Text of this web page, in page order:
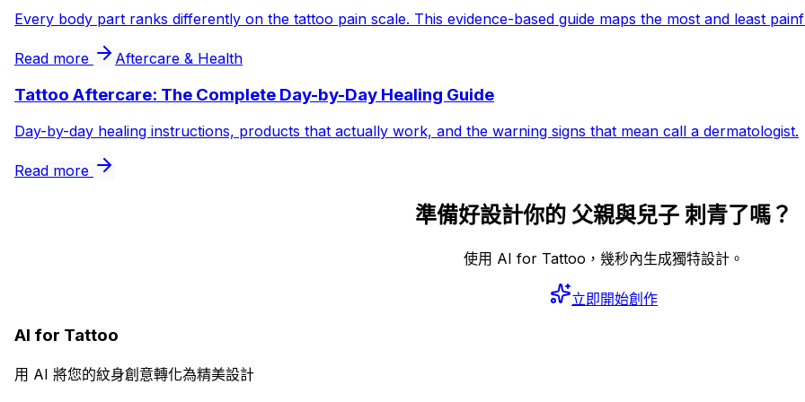
Every body part ranks differently on the tattoo pain scale. This evidence-based guide maps the most and least
Read more Aftercare & Health
Tattoo Aftercare: The Complete Day-by-Day Healing Guide
Day-by-day healing instructions, products that actually work, and the warning signs that mean call a dermatologist.
Read more
準備好設計你的 父親與兒子 刺青了嗎？
使用 AI for Tattoo，幾秒內生成獨特設計。
立即開始創作
AI for Tattoo
用 AI 將您的紋身創意轉化為精美設計